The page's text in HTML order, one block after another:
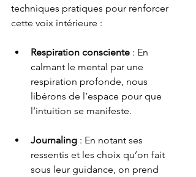
techniques pratiques pour renforcer
cette voix intérieure :
Respiration consciente : En
calmant le mental par une
respiration profonde, nous
libérons de l’espace pour que
l’intuition se manifeste.
Journaling : En notant ses
ressentis et les choix qu’on fait
sous leur guidance, on prend